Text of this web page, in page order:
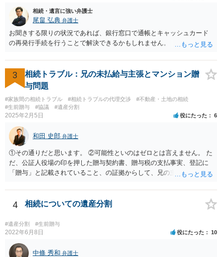
相続・遺言に強い弁護士
尾畠 弘典 弁護士
お聞きする限りの状況であれば、銀行窓口で通帳とキャッシュカード
の再発行手続を行うことで解決できるかもしれません。
3
相続トラブル：兄の未払給与主張とマンション贈
与問題
#家族間の相続トラブル #相続トラブルの代理交渉
#不動産・土地の相続
#生前贈与
#協議 #遺産分割
2025年2月5日 役にたった 6
和田 史郎 弁護士
①その通りだと思います。 ②可能性といのはゼロとは言えません。 た
だ、公証人役場の印を押した贈与契約書、贈与税の支払事実、登記に
「贈与」と記載されていること、の証拠からして、兄の主張は通らな
わなければ、遺産分割調停を申し立てて進めるのがベターのような気
がしますね。
4 相続についての遺産分割
#遺産分割 #生前贈与
2022年6月8日 役にたった 10
中條 秀和 弁護士